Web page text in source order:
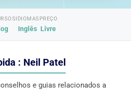
IDIOMAS
Inglês
PREÇO
Livre
: Neil Patel
e guias relacionados a